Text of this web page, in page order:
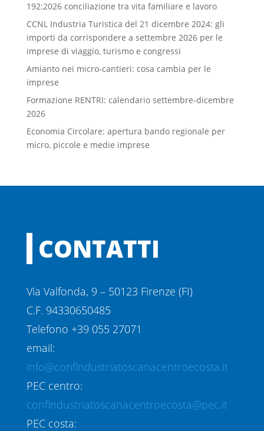
192:2026 conciliazione tra vita familiare e lavoro
CCNL Industria Turistica del 21 dicembre 2024: gli
importi da corrispondere a settembre 2026 per le
imprese di viaggio, turismo e congressi
Amianto nei micro-cantieri: cosa cambia per le
imprese
Formazione RENTRI: calendario settembre-dicembre
2026
Economia Circolare: apertura bando regionale per
micro, piccole e medie imprese
CONTATTI
Via Valfonda, 9 – 50123 Firenze (FI)
C.F. 94330650485
Telefono +39 055 27071
email:
info@confindustriatoscanacentroecosta.it
PEC centro:
confindustriatoscanacentroecosta@pec.it
PEC costa: